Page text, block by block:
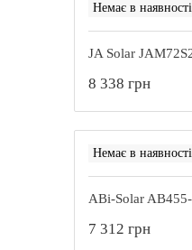
Немає в наявності
JA Solar
8 338 грн
Немає в наявності
ABi-Solar
7 312 грн